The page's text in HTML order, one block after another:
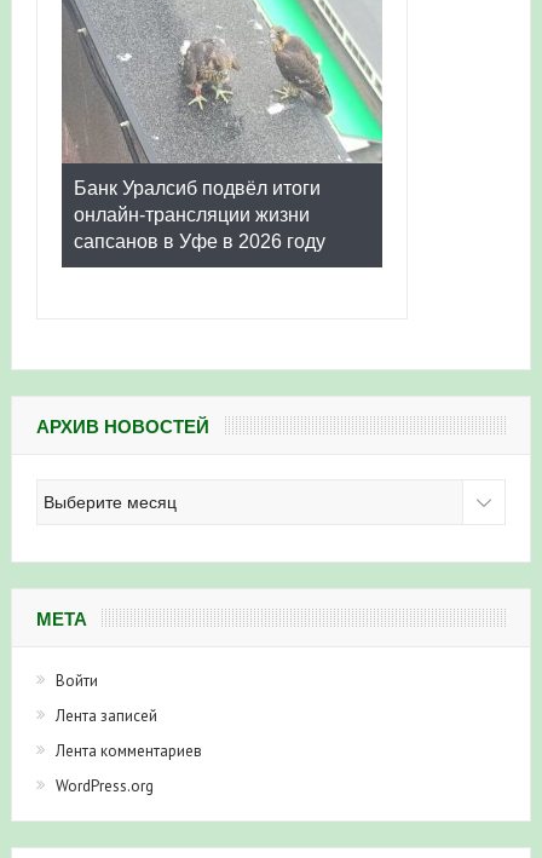
Банк Уралсиб подвёл итоги
онлайн-трансляции жизни
сапсанов в Уфе в 2026 году
АРХИВ НОВОСТЕЙ
новостей
МЕТА
Войти
Лента записей
Лента комментариев
WordPress.org